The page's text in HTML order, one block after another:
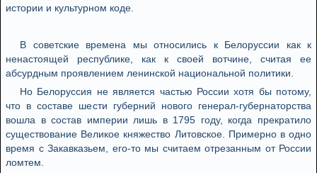
истории и культурном коде.
В советские времена мы относились к Белоруссии как к
ненастоящей республике, как к своей вотчине, считая ее
абсурдным проявлением ленинской национальной политики.
Но Белоруссия не является частью России хотя бы потому,
что в составе шести губерний нового генерал-губернаторства
вошла в состав империи лишь в 1795 году, когда прекратило
существование Великое княжество Литовское. Примерно в одно
время с Закавказьем, его-то мы считаем отрезанным от России
ломтем.